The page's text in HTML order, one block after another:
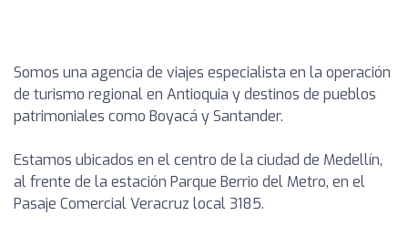
Somos una agencia de viajes especialista en la operación
de turismo regional en Antioquia y destinos de pueblos
patrimoniales como Boyacá y Santander.
Estamos ubicados en el centro de la ciudad de Medellín,
al frente de la estación Parque Berrio del Metro, en el
Pasaje Comercial Veracruz local 3185.